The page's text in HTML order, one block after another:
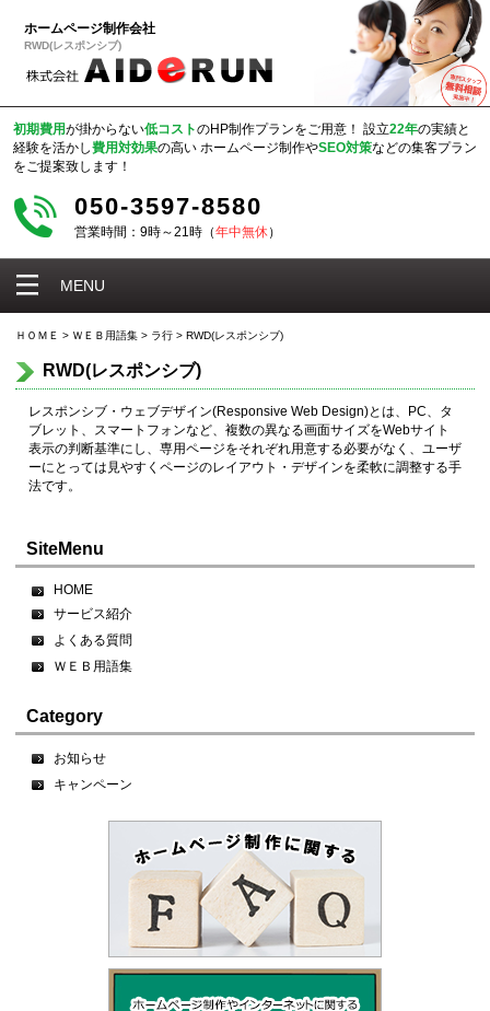
ホームページ制作会社
RWD(レスポンシブ)
初期費用が掛からない低コストのHP制作プランをご用意！ 設立22年の実績と
経験を活かし費用対効果の高い ホームページ制作やSEO対策などの集客プラン
をご提案致します！
050-3597-8580
営業時間：9時～21時（年中無休）
MENU
ＨＯＭＥ > ＷＥＢ用語集 > ラ行 > RWD(レスポンシブ)
RWD(レスポンシブ)
レスポンシブ・ウェブデザイン(Responsive Web Design)とは、PC、タ
ブレット、スマートフォンなど、複数の異なる画面サイズをWebサイト
表示の判断基準にし、専用ページをそれぞれ用意する必要がなく、ユーザ
ーにとっては見やすくページのレイアウト・デザインを柔軟に調整する手
法です。
SiteMenu
HOME
サービス紹介
よくある質問
ＷＥＢ用語集
Category
お知らせ
キャンペーン